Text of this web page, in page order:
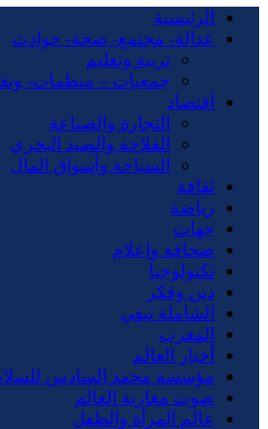
الرئيسية
عدالة- مجتمع- صحة- حوادت
تربية وتعليم
جمعيات – منظمات-
اقتصاد
التجارة والصناعة
الفلاحة والصيد البحري
السياحة وأسواق المال
ثقافة
رياضة
جهات
صحافة وإعلام
تكنولوجيا
دين وفكر
الشاملة تيفي
المغرب
أخبار العالم
مؤسسة محمد السادس
صوت مغاربة العالم
عالم المرأة والطفل